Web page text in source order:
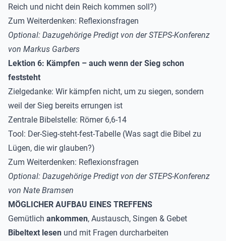
Reich und nicht dein Reich kommen soll?)
Zum Weiterdenken: Reflexionsfragen
Optional: Dazugehörige Predigt von der STEPS-Konferenz
von Markus Garbers
Lektion 6: Kämpfen – auch wenn der Sieg schon
feststeht
Zielgedanke: Wir kämpfen nicht, um zu siegen, sondern
weil der Sieg bereits errungen ist
Zentrale Bibelstelle: Römer 6,6-14
Tool: Der-Sieg-steht-fest-Tabelle (Was sagt die Bibel zu
Lügen, die wir glauben?)
Zum Weiterdenken: Reflexionsfragen
Optional: Dazugehörige Predigt von der STEPS-Konferenz
von Nate Bramsen
MÖGLICHER AUFBAU EINES TREFFENS
Gemütlich ankommen, Austausch, Singen & Gebet
Bibeltext lesen und mit Fragen durcharbeiten